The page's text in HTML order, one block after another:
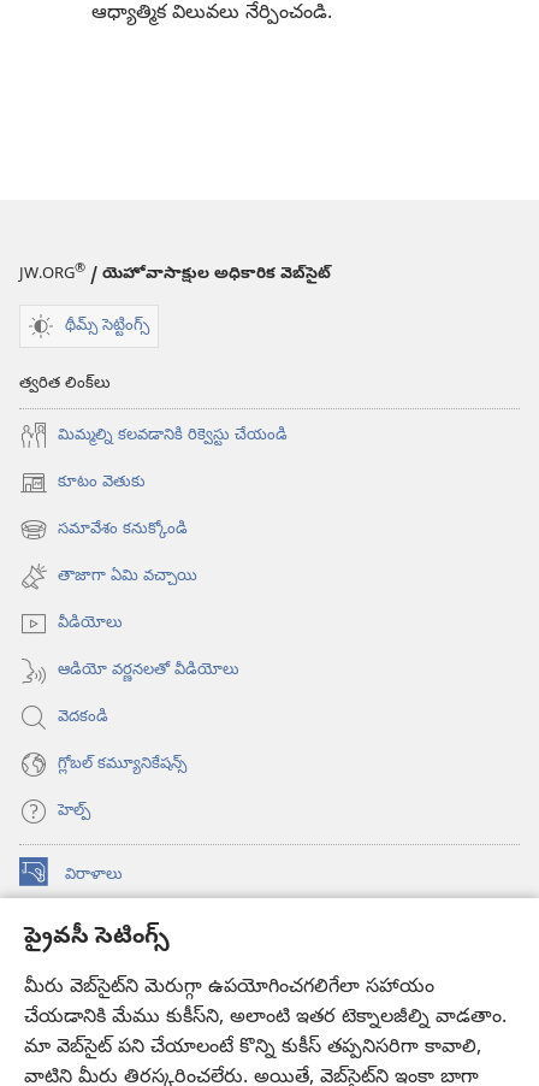
ప్రైవసీ సెటింగ్స్
మీరు వెబ్‌సైట్‌ని మెరుగ్గా ఉపయోగించగలిగేలా సహాయం
చేయడానికి మేము కుకీస్‌ని, అలాంటి ఇతర టెక్నాలజీల్ని వాడతాం.
మా వెబ్‌సైట్‌ పని చేయాలంటే కొన్ని కుకీస్‌ తప్పనిసరిగా కావాలి,
వాటిని మీరు తిరస్కరించలేరు. అయితే, వెబ్‌సైట్‌ని ఇంకా బాగా
ఆధ్యాత్మిక విలువలు నేర్పించండి.
JW.ORG® / యెహోవాసాక్షుల అధికారిక వెబ్‌సైట్‌
థీమ్స్ సెట్టింగ్స్
త్వరిత లింక్‌లు
మిమ్మల్ని కలవడానికి రిక్వెస్టు చేయండి
కూటం వెతుకు
(కొత్త
విండో
ఓపెన్‌
అవుతుంది)
సమావేశం కనుక్కోండి
(కొత్త
విండో
ఓపెన్‌
అవుతుంది)
తాజాగా ఏమి వచ్చాయి
వీడియోలు
ఆడియో వర్ణనలతో వీడియోలు
వెదకండి
గ్లోబల్‌ కమ్యూనికేషన్స్‌
హెల్ప్‌
విరాళాలు
(కొత్త
ఓపెన్‌ కావలికోట ఆన్‌లైన్‌ లైబ్రరీ
(కొత్త
విండో
ఓపెన్‌
అవుతుంది)
JW Hub®
(కొత్త
విండో
ఓపెన్‌
JW లైబ్రరీ